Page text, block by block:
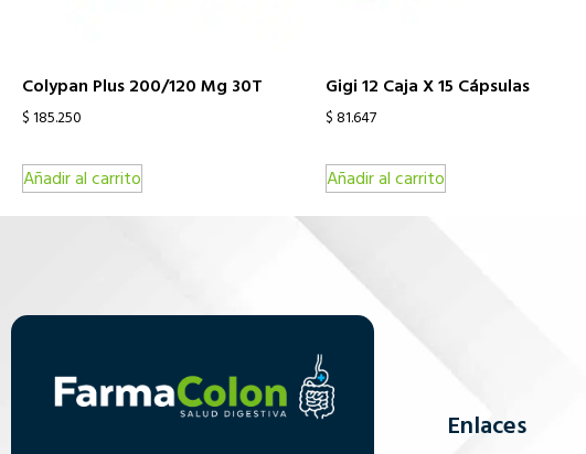
Colypan Plus 200/120 Mg 30T
$185.250
Añadir al carrito
Gigi 12 Caja X 15 Cápsulas
$81.647
Añadir al carrito
Enlaces